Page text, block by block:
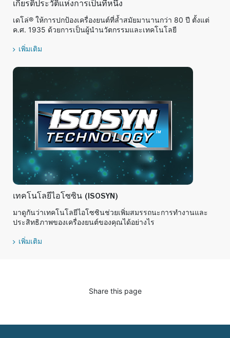
เกียรติประวัติแห่งการเป็นที่หนึ่ง
เดโล่® ให้การปกป้องเครื่องยนต์ที่ล้ำสมัยมานานกว่า 80 ปี ตั้งแต่
ค.ศ. 1935 ด้วยการเป็นผู้นำนวัตกรรมและเทคโนโลยี
เพิ่มเติม
เทคโนโลยีไอโซซิน (ISOSYN)
มาดูกันว่าเทคโนโลยีไอโซซินช่วยเพิ่มสมรรถนะการทำงานและ
ประสิทธิภาพของเครื่องยนต์ของคุณได้อย่างไร
เพิ่มเติม
Share this page